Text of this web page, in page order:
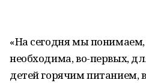
«На сегодня мы понимаем,
необходима, во-первых,
детей горячим питанием,